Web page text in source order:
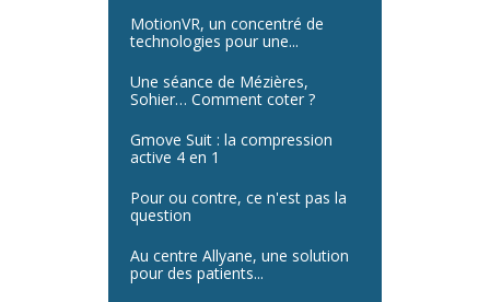
MotionVR, un concentré de
technologies pour une...
Une séance de Mézières,
Sohier… Comment coter ?
Gmove Suit : la compression
active 4 en 1
Pour ou contre, ce n'est pas la
question
Au centre Allyane, une solution
pour des patients...